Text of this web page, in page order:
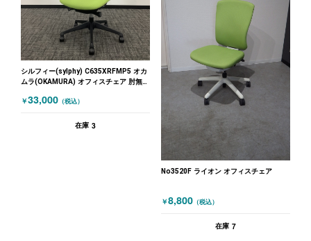
シルフィー(sylphy) C635XRFMP5 オカ
ムラ(OKAMURA) オフィスチェア 肘無し
￥33,000 （税込）
在庫 3
No3520F ライオン オフィスチェア
￥8,800 （税込）
在庫 7